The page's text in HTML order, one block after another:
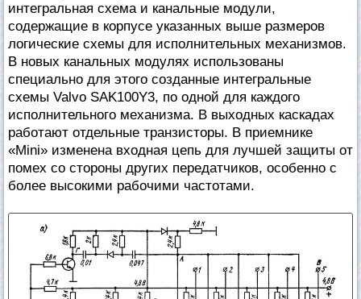
интегральная схема и канальные модули,
содержащие в корпусе указанных выше размеров
логические схемы для исполнительных механизмов.
В новых канальных модулях использованы
специально для этого созданные интегральные
схемы Valvo SAK100Y3, по одной для каждого
исполнительного механизма. В выходных каскадах
работают отдельные транзисторы. В приемнике
«Mini» изменена входная цепь для лучшей защиты от
помех со стороны других передатчиков, особенно с
более высокими рабочими частотами.